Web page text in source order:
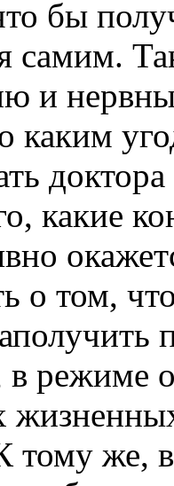
бы
самим.
и
каким
какие
о том,
режиме
тому же,